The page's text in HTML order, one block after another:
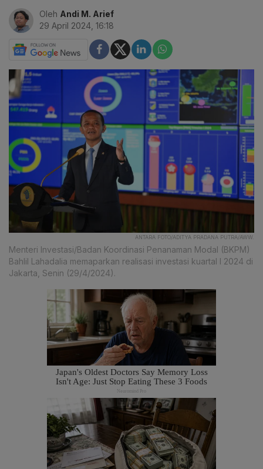
Oleh Andi M. Arief
29 April 2024, 16:18
ANTARA FOTO/ADITYA PRADANA PUTRA/AWW.
Menteri Investasi/Badan Koordinasi Penanaman Modal (BKPM)
Bahlil Lahadalia memaparkan realisasi investasi kuartal I 2024 di
Jakarta, Senin (29/4/2024).